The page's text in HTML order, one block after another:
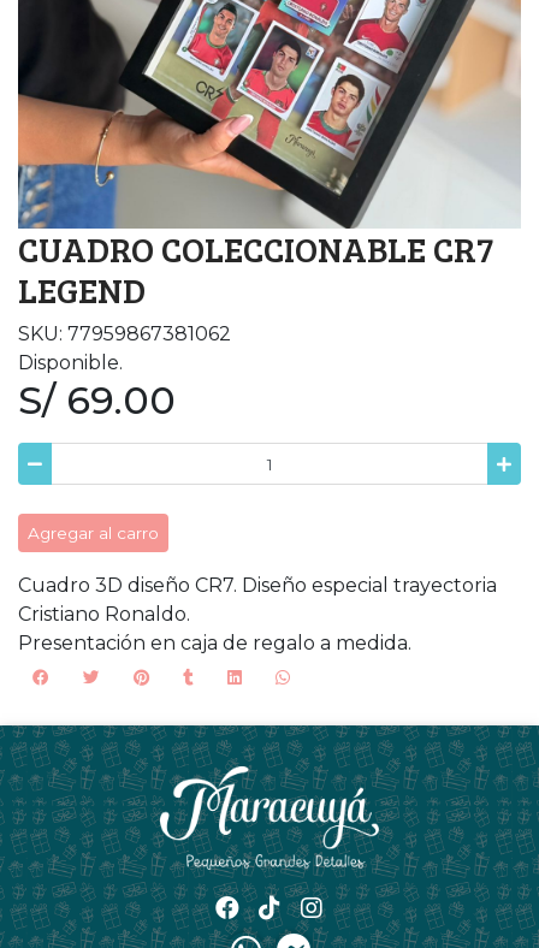
CUADRO COLECCIONABLE CR7
LEGEND
SKU: 77959867381062
Disponible.
S/ 69.00
Agregar al carro
Cuadro 3D diseño CR7. Diseño especial trayectoria
Cristiano Ronaldo.
Presentación en caja de regalo a medida.